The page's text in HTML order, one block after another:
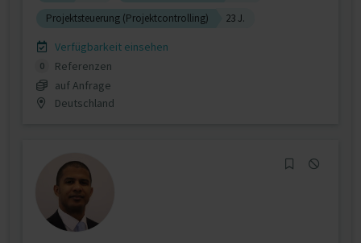
Projektsteuerung (Projektcontrolling)
23 J.
Verfügbarkeit einsehen
0
Referenzen
auf Anfrage
Deutschland